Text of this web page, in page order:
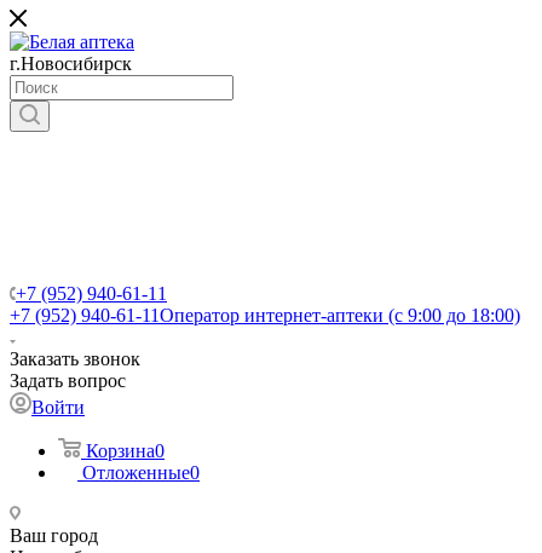
г.Новосибирск
+7 (952) 940-61-11
+7 (952) 940-61-11Оператор интернет-аптеки (с 9:00 до 18:00)
Заказать звонок
Задать вопрос
Войти
Корзина0
Отложенные0
Ваш город